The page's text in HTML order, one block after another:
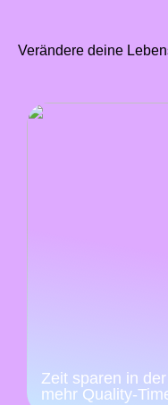
Verändere deine
Zeit sparen in
mehr Quality-